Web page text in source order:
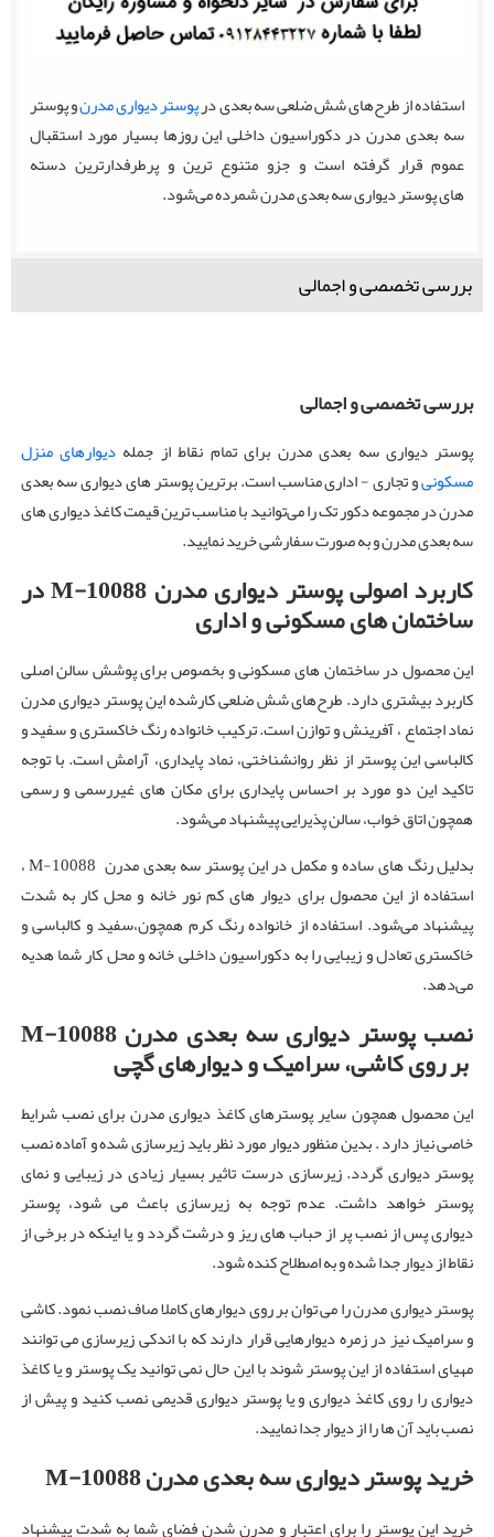
استفاده از طرح‌های شش ضلعی سه بعدی درپوستر دیواری مدرنو پوستر
سه بعدی مدرن در دکوراسیون داخلی این روزها بسیار مورد استقبال
عموم قرار گرفته است و جزو متنوع ترین و پرطرفدارترین دسته
های پوستر دیواری سه بعدی مدرن شمرده می‌شود.
بررسی تخصصی و اجمالی
بررسی تخصصی و اجمالی
پوستر دیواری سه بعدی مدرن برای تمام نقاط از جمله دیوارهای منزل
مسکونیو تجاری - اداری مناسب است. برترین پوستر های دیواری سه بعدی
مدرن در مجموعه دکور تک را می‌توانید با مناسب ترین قیمت کاغذ دیواری های
سه بعدی مدرن و به صورت سفارشی خرید نمایید.
کاربرد اصولی پوستر دیواری مدرنM-10088در
ساختمان هایمسکونی و اداری
این محصول در ساختمان های مسکونی و بخصوص برای پوشش سالن اصلی
کاربرد بیشتری دارد. طرح‌های شش ضلعی کارشده این پوستر دیواری مدرن
نماد اجتماع ، آفرینش و توازن است. ترکیب خانواده رنگ خاکستری و سفید و
کالباسی این پوستر از نظر روانشناختی، نماد پایداری، آرامش است. با توجه
تاکید این دو مورد بر احساس پایداری برای مکان های غیررسمی و رسمی
همچون اتاق خواب، سالن پذیرایی پیشنهاد می‌شود.
بدلیل رنگ های ساده و مکمل در این پوستر سه بعدی مدرن M-10088 ،
استفاده از این محصول برای دیوار های کم نور خانه و محل کار به شدت
پیشنهاد می‌شود. استفاده از خانواده رنگ کرم همچون،سفید و کالباسی و
خاکستری تعادل و زیبایی را به دکوراسیون داخلی خانه و محل کار شما هدیه
می‌دهد.
نصب پوستر دیواری سه بعدی مدرنM-10088
بر روی کاشی، سرامیک و دیوارهای گچی
این محصول همچون سایر پوسترهای کاغذ دیواری مدرن برای نصب شرایط
خاصی نیاز دارد . بدین منظور دیوار مورد نظر باید زیرسازی شده و آماده نصب
پوستر دیواری گردد. زیرسازی درست تاثیر بسیار زیادی در زیبایی و نمای
پوستر خواهد داشت. عدم توجه به زیرسازی باعث می شود، پوستر
دیواری پس از نصب پر از حباب های ریز و درشت گردد و یا اینکه در برخی از
نقاط از دیوار جدا شده و به اصطلاح کنده شود.
پوستر دیواری مدرن را می توان بر روی دیوارهای کاملا صاف نصب نمود. کاشی
و سرامیک نیز در زمره دیوارهایی قرار دارند که با اندکی زیرسازی می توانند
مهیای استفاده از این پوستر شوند با این حال نمی توانید یک پوستر و یا کاغذ
دیواری را روی کاغذ دیواری و یا پوستر دیواری قدیمی نصب کنید و پیش از
نصب باید آن ها را از دیوار جدا نمایید.
خرید پوستر دیواری سه بعدی مدرنM-10088
خرید این پوستر را برای اعتبار و مدرن شدن فضای شما به شدت پیشنهاد